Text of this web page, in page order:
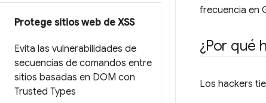
Protege sitios web de XSS
Evita las vulnerabilidades de
secuencias de comandos entre
sitios basadas en DOM con
Trusted Types
frecuencia en
¿Por qué
Los hackers